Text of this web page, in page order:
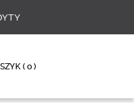
( 0)